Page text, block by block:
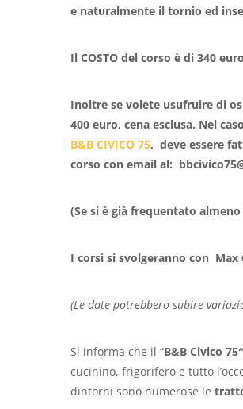
e naturalmente il tornio ed
Il COSTO del corso è di 340
Inoltre se volete usufruire di
400 euro, cena esclusa. Nel
B&B CIVICO 75, deve essere
corso con email al:
(Se si è già frequentato
I corsi si svolgeranno con Max
(Le date potrebbero subire
Si informa che il “B&B Civico 75″
cucinino, frigorifero e tutto
dintorni sono numerose le